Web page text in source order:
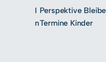
I
n
Perspektive
Termine Kinder